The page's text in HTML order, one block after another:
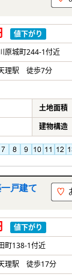
値下がり
原城町244-1付近
理駅 徒歩7分
土地面積
建物構造
戸建て
値下がり
町138-1付近
理駅 徒歩17分